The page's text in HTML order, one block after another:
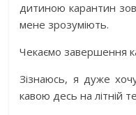
дитиною карантин
мене зрозуміють.
Чекаємо завершення
Зізнаюсь, я дуже
кавою десь на літній